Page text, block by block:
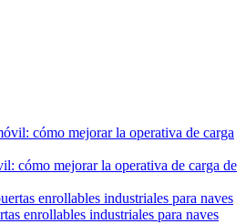
cómo mejorar la operativa de carga de
enrollables industriales para naves